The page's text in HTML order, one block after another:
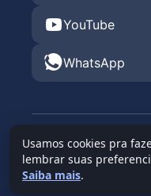
YouTube
WhatsApp
© 2026 Endurance
Usamos cookies pra
lembrar suas
Saiba mais.